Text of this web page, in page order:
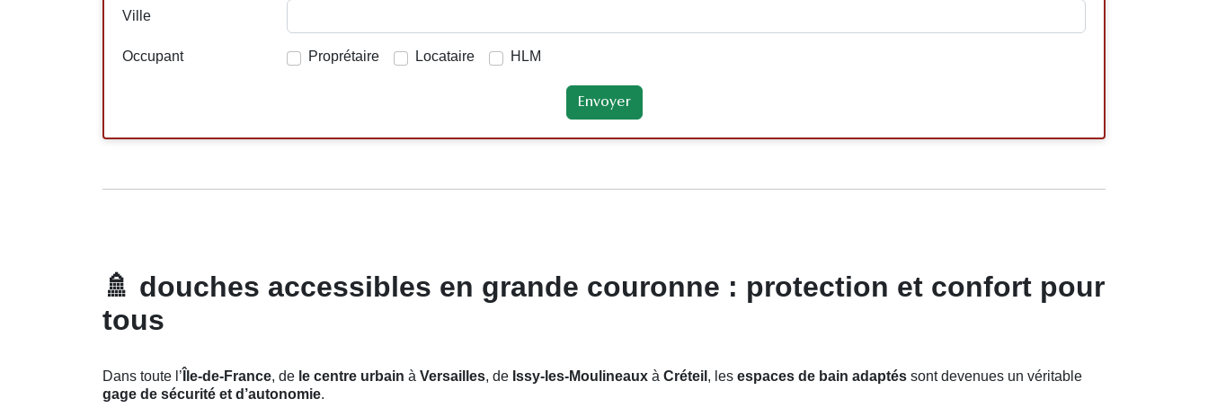
Ville
Occupant Proprétaire Locataire HLM
🚿 douches accessibles en grande couronne : protection et confort pour
tous
Dans toute l’ Île-de-France, de le centre urbain à Versailles, de Issy-les-Moulineaux à Créteil , les espaces de bain adaptés sont devenues un véritable
gage de sécurité et d’autonomie.